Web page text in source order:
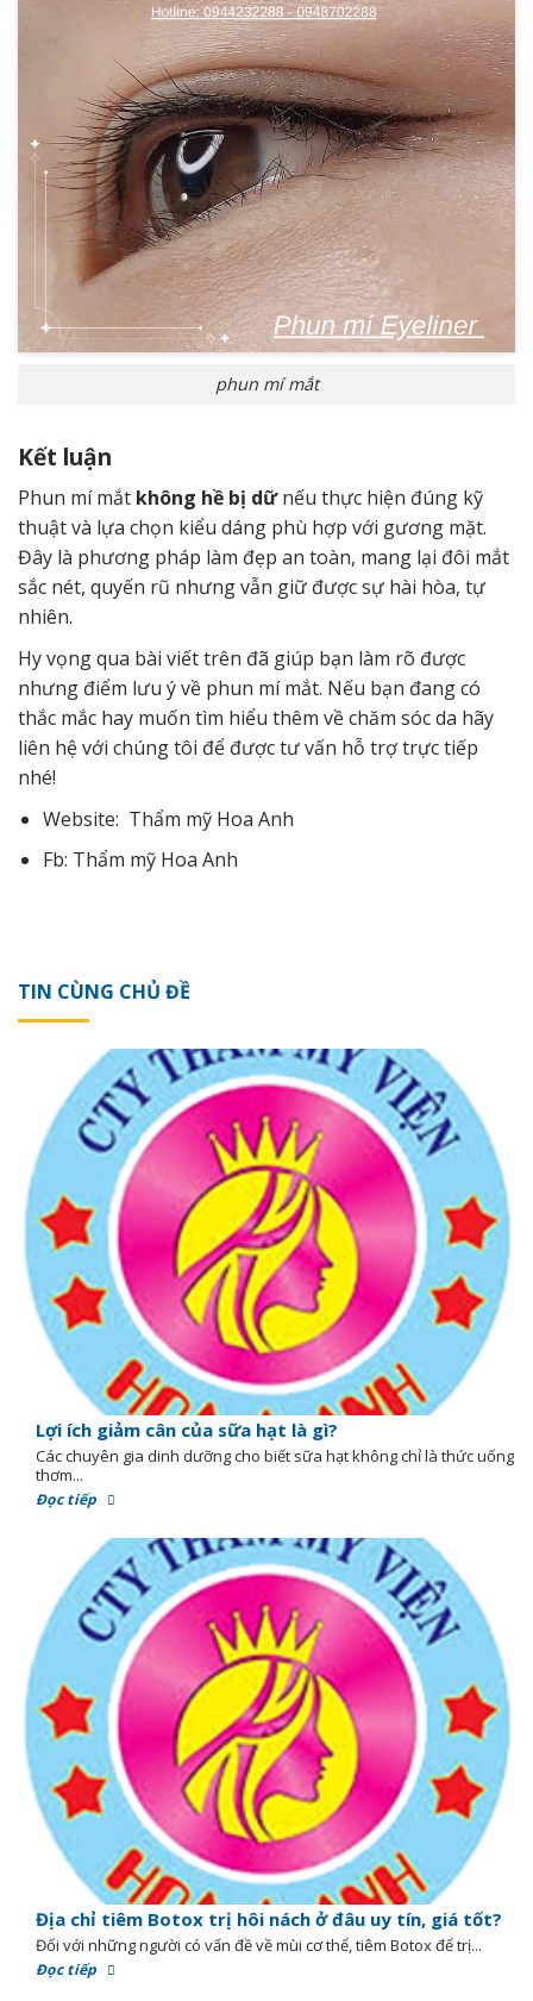
phun mí mắt
Kết luận
Phun mí mắt không hề bị dữnếu thực hiện đúng kỹ
thuật và lựa chọn kiểu dáng phù hợp với gương mặt.
Đây là phương pháp làm đẹp an toàn, mang lại đôi mắt
sắc nét, quyến rũ nhưng vẫn giữ được sự hài hòa, tự
nhiên.
Hy vọng qua bài viết trên đã giúp bạn làm rõ được
nhưng điểm lưu ý về phun mí mắt. Nếu bạn đang có
thắc mắc hay muốn tìm hiểu thêm về chăm sóc da hãy
liên hệvới chúng tôi để được tư vấn hỗ trợ trực tiếp
nhé!
Website: Thẩm mỹ Hoa Anh
Fb: Thẩm mỹ Hoa Anh
TIN CÙNG CHỦ ĐỀ
Lợi ích giảm cân của sữa hạt là gì?
Các chuyên gia dinh dưỡng cho biết sữa hạt không chỉ là thức uống
thơm...
Đọc tiếp
Địa chỉ tiêm Botox trị hôi nách ở đâu uy tín, giá tốt?
Đối với những người có vấn đề về mùi cơ thể, tiêm Botox để trị...
Đọc tiếp